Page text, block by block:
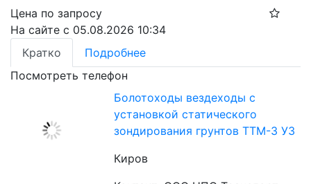
Цена по запросу
На сайте с 05.08.2026 10:34
Кратко
Подробнее
Посмотреть телефон
Болотоходы вездеходы с
установкой статического
зондирования грунтов ТТМ-3 УЗ
Киров